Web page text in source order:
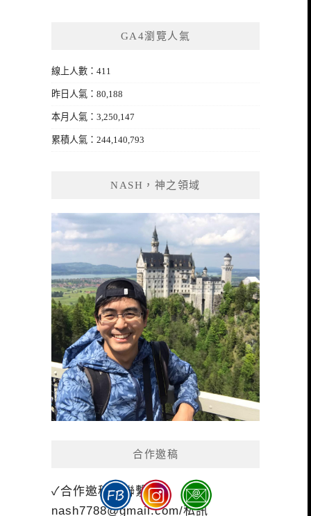
GA4瀏覽人氣
線上人數：411
昨日人氣：80,188
本月人氣：3,250,147
累積人氣：244,140,793
NASH，神之領域
合作邀稿
✓合作邀稿請聯繫：
nash7788@gmail.com/私訊